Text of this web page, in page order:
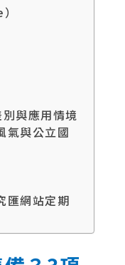
與應用情境
氣與公立國
匯網站定期